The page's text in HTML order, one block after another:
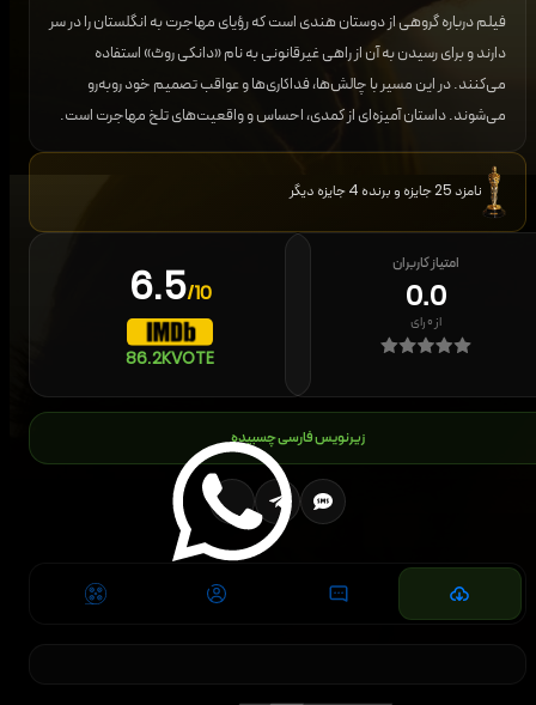
فیلم درباره گروهی از دوستان هندی است که رؤیای مهاجرت به انگلستان را در سر
دارند و برای رسیدن به آن از راهی غیرقانونی به نام «دانکی روٹ» استفاده
می‌کنند. در این مسیر با چالش‌ها، فداکاری‌ها و عواقب تصمیم خود روبه‌رو
می‌شوند. داستان آمیزه‌ای از کمدی، احساس و واقعیت‌های تلخ مهاجرت است.
نامزد 25 جایزه و برنده 4 جایزه دیگر
6.5/10
86.2KVOTE
امتیاز کاربران
0.0
از۰رای
زیرنویس فارسی چسبیده